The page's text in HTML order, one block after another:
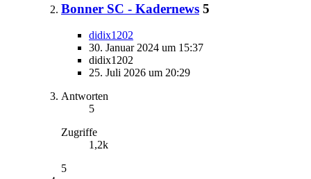
Bonner SC - Kadernews 5
didix1202
30. Januar 2024 um 15:37
didix1202
25. Juli 2026 um 20:29
Antworten
5
Zugriffe
1,2k
5